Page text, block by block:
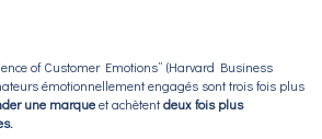
of Customer Emotions” (Harvard Business
émotionnellement engagés sonttrois fois plus
une marqueetachètentdeux fois plus
.